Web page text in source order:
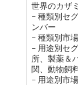
世界のカザ
– 種類別セ
ンバー
– 種類別市
– 用途別セ
所、製薬＆
関、動物飼
– 用途別市